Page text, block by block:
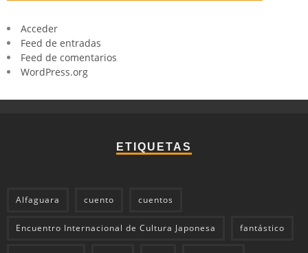
Acceder
Feed de entradas
Feed de comentarios
WordPress.org
ETIQUETAS
Alfaguara cuento cuentos
Encuentro Internacional de Cultura Japonesa fantástico